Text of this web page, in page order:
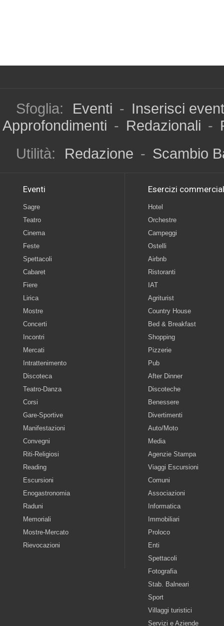
Sfoglia: Eventi - Inserisci
Approfondimenti - Redazionali -
Utilità:
Redazione - Scambio
Eventi
Sagre
Teatro
Cinema
Feste
Spettacoli
Cabaret
Fiere
Lirica
Mostre
Concerti
Incontri
Mercati
Intrattenimento
Discoteca
Teatro-Danza
Corsi
Gare-Sportive
Manifestazioni
Convegni
Riti-Religiosi
Reading
Escursioni
Enogastronomia
Raduni
Memoriali
Mostre-Mercato
Rievocazioni
Esercizi
Hotel
Orchestre
Campeggi
Ostelli
Airbnb
Ristoranti
IAT
Agriturist
Country House
Bed & Breakfast
Shopping
Pizzerie
Pub
After Dinner
Discoteche
Benessere
Divertimenti
Auto/Moto
Media
Agenzie Stampa
Viaggi Escursioni
Comuni
Associazioni
Informatica
Immobiliari
Proloco
Enti
Spettacoli
Fotografia
Stab. Balneari
Sport
Villaggi turistici
Servizi e Aziende